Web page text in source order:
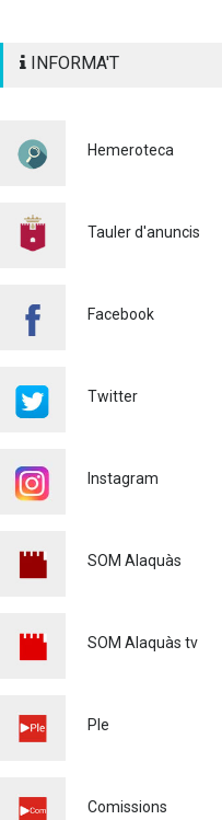
SENYALITZACIÓ
Policia 29/07/2026
A CONTROLAR LA
A ALAQUÀS
L'ESCOLA D'ESTIU, AL
ELÈCTRICS (VMP)
L'ALCALDE D'ALAQUÀS
PALMERES
INFORMA'T
Hemeroteca
Tauler d'anuncis
Facebook
Twitter
Instagram
SOM Alaquàs
SOM Alaquàs tv
Ple
Comissions